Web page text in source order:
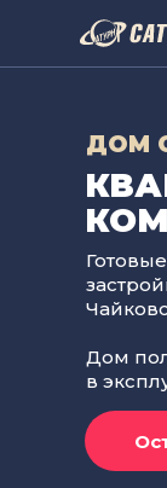
ДОМ
Дом
в